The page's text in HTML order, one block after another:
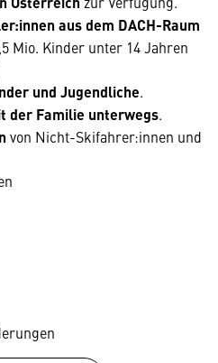
aus dem DACH-Raum
Mio. Kinder unter 14 Jahren
und Jugendliche.
der Familie unterwegs.
von Nicht-Skifahrer:innen und